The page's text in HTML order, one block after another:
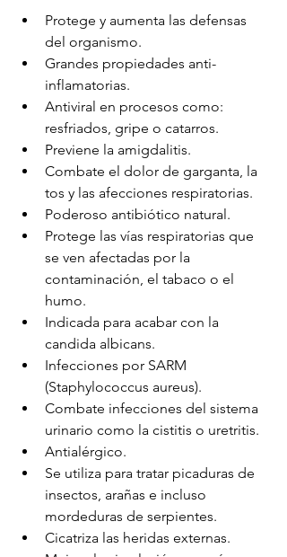
Protege y aumenta las defensas
del organismo.
Grandes propiedades anti-
inflamatorias.
Antiviral en procesos como:
resfriados, gripe o catarros.
Previene la amigdalitis.
Combate el dolor de garganta, la
tos y las afecciones respiratorias.
Poderoso antibiótico natural.
Protege las vías respiratorias que
se ven afectadas por la
contaminación, el tabaco o el
humo.
Indicada para acabar con la
candida albicans.
Infecciones por SARM
(Staphylococcus aureus).
Combate infecciones del sistema
urinario como la cistitis o uretritis.
Antialérgico.
Se utiliza para tratar picaduras de
insectos, arañas e incluso
mordeduras de serpientes.
Cicatriza las heridas externas.